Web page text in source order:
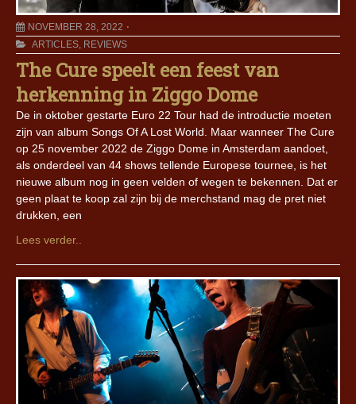
NOVEMBER 28, 2022
ARTICLES, REVIEWS
The Cure speelt een feest van
herkenning in Ziggo Dome
De in oktober gestarte Euro 22 Tour had de introductie moeten
zijn van album Songs Of A Lost World. Maar wanneer The Cure
op 25 november 2022 de Ziggo Dome in Amsterdam aandoet,
als onderdeel van 44 shows tellende Europese tournee, is het
nieuwe album nog in geen velden of wegen te bekennen. Dat er
geen plaat te koop zal zijn bij de merchstand mag de pret niet
drukken, een
Lees verder..